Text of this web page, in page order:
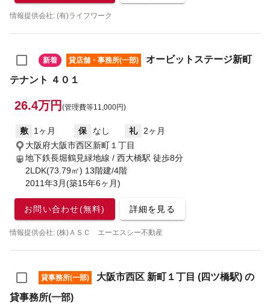
情報提供会社: (有)ライフワーク
新着 貸店舗・事務所(一部)
オービットステージ新町
テナント ４０１
26.4万円 (管理費等11,000円)
敷 1ヶ月 保 なし 礼
2ヶ月
大阪府大阪市西区新町１丁目
地下鉄長堀鶴見緑地線 / 西大橋駅 徒歩8分
2LDK(73.79㎡) 13階建/4階
2011年3月(築15年6ヶ月)
お問い合わせ(無料) 詳細を見る
情報提供会社: (株)ＡＳＣ エーエスシー不動産
貸事務所(一部)
大阪市西区 新町１丁目 (四ツ橋駅) の
貸事務所(一部)